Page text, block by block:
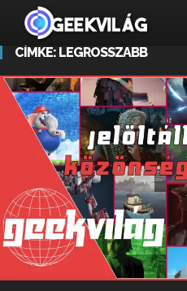
CÍMKE: LEGROSSZABB